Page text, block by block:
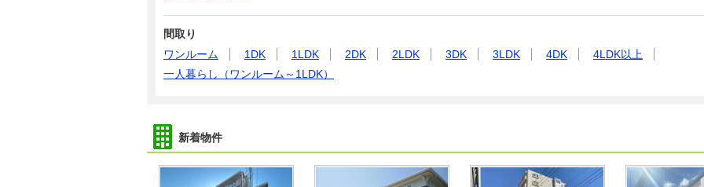
間取り
ワンルーム
1DK 1LDK 2DK 2LDK 3DK 3LDK 4DK
4LDK以上
一人暮らし（ワンルーム～1LDK）
新着物件